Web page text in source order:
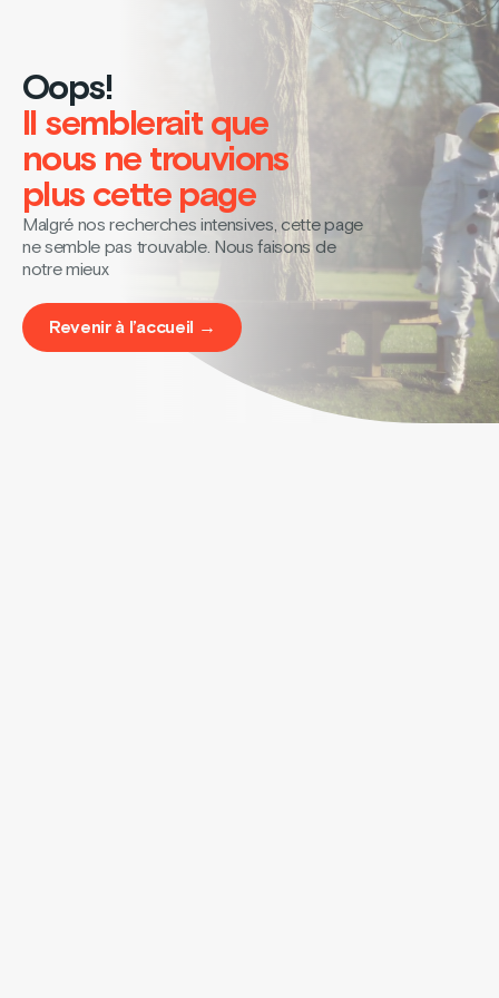
Oops!
Il semblerait que
nous ne trouvions
plus cette page
Malgré nos recherches intensives, cette page
ne semble pas trouvable. Nous faisons de
notre mieux
Revenir à l’accueil →